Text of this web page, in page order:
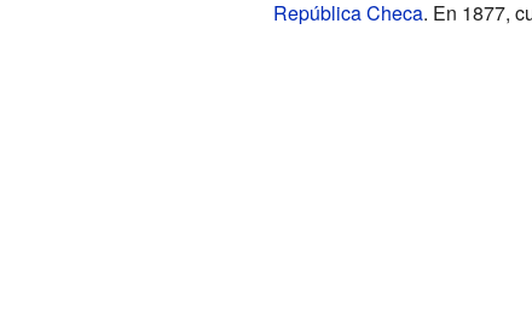
República Checa. En 1877,